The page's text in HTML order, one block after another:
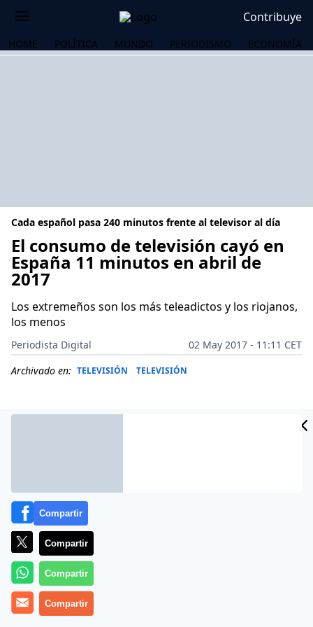
Contribuye
HOME POLÍTICA MUNDO PERIODISMO ECONOMÍA
Cada español pasa 240 minutos frente al televisor al día
El consumo de televisión cayó en
España 11 minutos en abril de
2017
Los extremeños son los más teleadictos y los riojanos,
los menos
Periodista Digital
02 May 2017 - 11:11 CET
Archivado en: TELEVISIÓN TELEVISIÓN
Más información
Compartir
Compartir
Compartir
Compartir